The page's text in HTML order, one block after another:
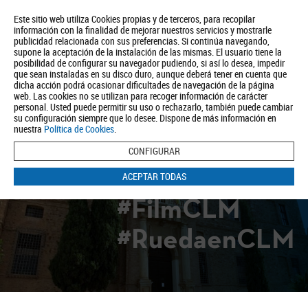
Este sitio web utiliza Cookies propias y de terceros, para recopilar
información con la finalidad de mejorar nuestros servicios y mostrarle
publicidad relacionada con sus preferencias. Si continúa navegando,
supone la aceptación de la instalación de las mismas. El usuario tiene la
posibilidad de configurar su navegador pudiendo, si así lo desea, impedir
que sean instaladas en su disco duro, aunque deberá tener en cuenta que
dicha acción podrá ocasionar dificultades de navegación de la página
web. Las cookies no se utilizan para recoger información de carácter
personal. Usted puede permitir su uso o rechazarlo, también puede cambiar
su configuración siempre que lo desee. Dispone de más información en
nuestra Política de Cookies.
CONFIGURAR
ACEPTAR TODAS
Quiénes somos Turismo Política de Privacidad Aviso Legal
Política de Cookies
BUSCAR
#FilmCLM
#RuedaenCLM